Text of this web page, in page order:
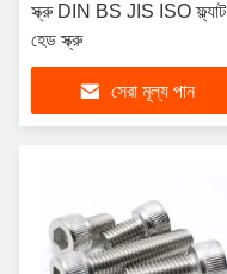
স্ক্রু DIN BS JIS ISO ফ্ল্যাট
হেড স্ক্রু
সেরা মূল্য পান